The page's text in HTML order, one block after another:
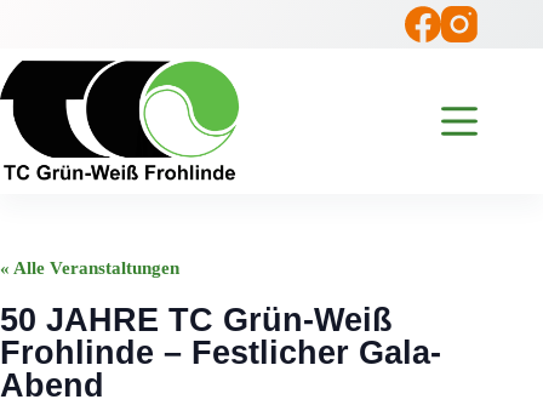
« Alle Veranstaltungen
50 JAHRE TC Grün-Weiß
Frohlinde – Festlicher Gala-
Abend